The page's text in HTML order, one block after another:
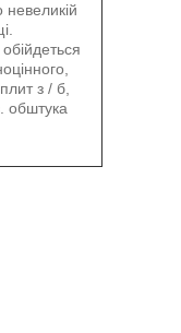
з / б,
обштука